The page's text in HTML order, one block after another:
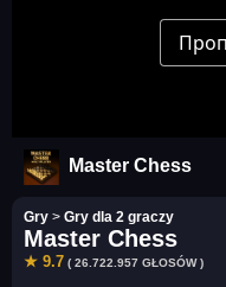
Master Chess
Gry > Gry dla 2 graczy
Master Chess
★ 9.7 ( 26.722.957 GŁOSÓW )